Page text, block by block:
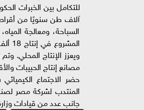
السباحة، ومعالجة
ويعزز الإنتاج المحلي.
مصانع إنتاج الحبيبات
حضر الاجتماع
المنتدب لشركة مصر
جانب عدد من قيادات